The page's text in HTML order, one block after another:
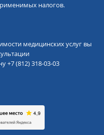
налогов.
медицинских услуг вы
+7 (812) 318-03-03